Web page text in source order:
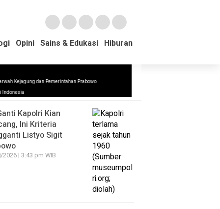
Opini Sains & Edukasi Hiburan
Opini Sains & Edukasi Hiburan
Kejagung dan Pemerintahan Prabowo
IndonesiaUpdate
Kapolri Kian
Ini Kriteria
Listyo Sigit
| 3:43 pm WIB